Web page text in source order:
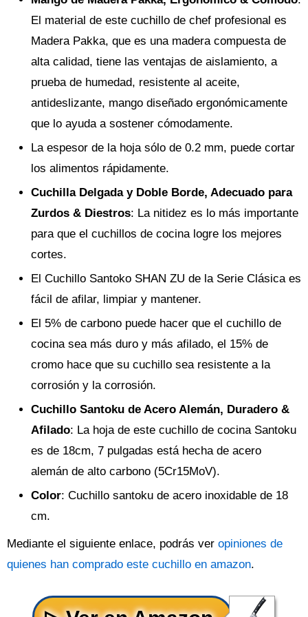
El material de este cuchillo de chef profesional es
Madera Pakka, que es una madera compuesta de
alta calidad, tiene las ventajas de aislamiento, a
prueba de humedad, resistente al aceite,
antideslizante, mango diseñado ergonómicamente
que lo ayuda a sostener cómodamente.
La espesor de la hoja sólo de 0.2 mm, puede cortar
los alimentos rápidamente.
Cuchilla Delgada y Doble Borde, Adecuado para
Zurdos & Diestros: La nitidez es lo más importante
para que el cuchillos de cocina logre los mejores
cortes.
El Cuchillo Santoko SHAN ZU de la Serie Clásica es
fácil de afilar, limpiar y mantener.
El 5% de carbono puede hacer que el cuchillo de
cocina sea más duro y más afilado, el 15% de
cromo hace que su cuchillo sea resistente a la
corrosión y la corrosión.
Cuchillo Santoku de Acero Alemán, Duradero &
Afilado: La hoja de este cuchillo de cocina Santoku
es de 18cm, 7 pulgadas está hecha de acero
alemán de alto carbono (5Cr15MoV).
Color: Cuchillo santoku de acero inoxidable de 18
cm.
Mediante el siguiente enlace, podrás ver opiniones de
quienes han comprado este cuchillo en amazon.